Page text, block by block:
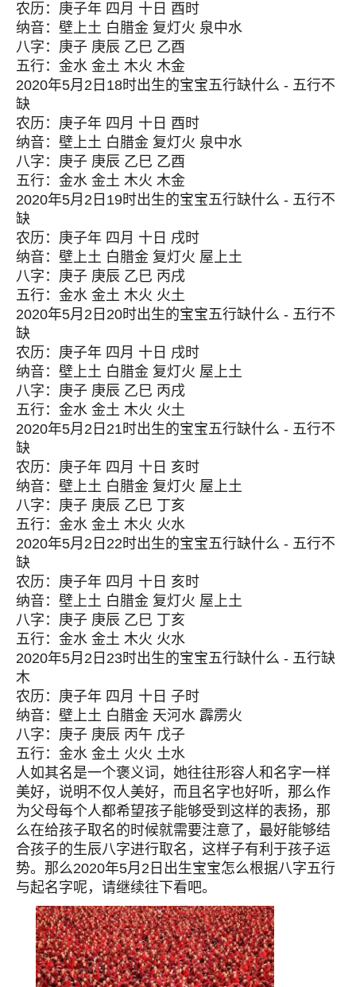
农历：庚子年 四月 十日 酉时
纳音：壁上土 白腊金 复灯火 泉中水
八字：庚子 庚辰 乙巳 乙酉
五行：金水 金土 木火 木金
2020年5月2日18时出生的宝宝五行缺什么 - 五行不
缺
农历：庚子年 四月 十日 酉时
纳音：壁上土 白腊金 复灯火 泉中水
八字：庚子 庚辰 乙巳 乙酉
五行：金水 金土 木火 木金
2020年5月2日19时出生的宝宝五行缺什么 - 五行不
缺
农历：庚子年 四月 十日 戌时
纳音：壁上土 白腊金 复灯火 屋上土
八字：庚子 庚辰 乙巳 丙戌
五行：金水 金土 木火 火土
2020年5月2日20时出生的宝宝五行缺什么 - 五行不
缺
农历：庚子年 四月 十日 戌时
纳音：壁上土 白腊金 复灯火 屋上土
八字：庚子 庚辰 乙巳 丙戌
五行：金水 金土 木火 火土
2020年5月2日21时出生的宝宝五行缺什么 - 五行不
缺
农历：庚子年 四月 十日 亥时
纳音：壁上土 白腊金 复灯火 屋上土
八字：庚子 庚辰 乙巳 丁亥
五行：金水 金土 木火 火水
2020年5月2日22时出生的宝宝五行缺什么 - 五行不
缺
农历：庚子年 四月 十日 亥时
纳音：壁上土 白腊金 复灯火 屋上土
八字：庚子 庚辰 乙巳 丁亥
五行：金水 金土 木火 火水
2020年5月2日23时出生的宝宝五行缺什么 - 五行缺
木
农历：庚子年 四月 十日 子时
纳音：壁上土 白腊金 天河水 霹雳火
八字：庚子 庚辰 丙午 戊子
五行：金水 金土 火火 土水
人如其名是一个褒义词，她往往形容人和名字一样
美好，说明不仅人美好，而且名字也好听，那么作
为父母每个人都希望孩子能够受到这样的表扬，那
么在给孩子取名的时候就需要注意了，最好能够结
合孩子的生辰八字进行取名，这样子有利于孩子运
势。那么2020年5月2日出生宝宝怎么根据八字五行
与起名字呢，请继续往下看吧。